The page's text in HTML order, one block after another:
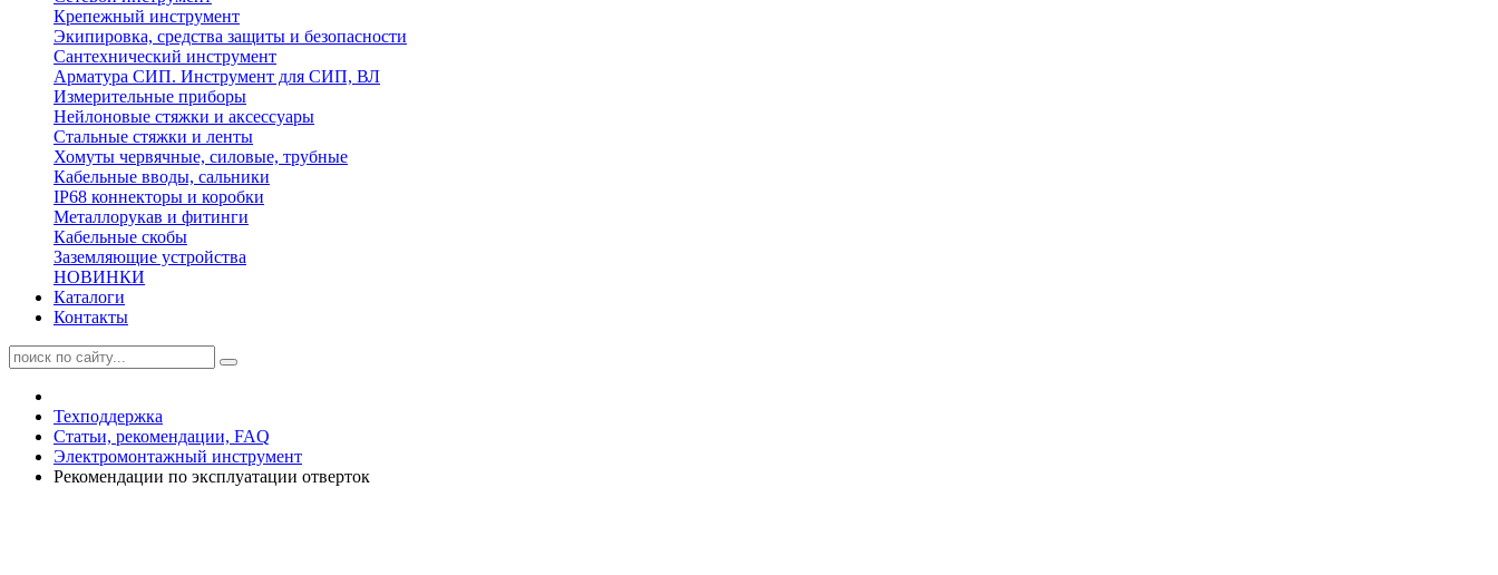
Крепежный инструмент
Экипировка, средства защиты и безопасности
Сантехнический инструмент
Арматура СИП. Инструмент для СИП, ВЛ
Измерительные приборы
Нейлоновые стяжки и аксессуары
Стальные стяжки и ленты
Хомуты червячные, силовые, трубные
Кабельные вводы, сальники
IP68 коннекторы и коробки
Металлорукав и фитинги
Кабельные скобы
Заземляющие устройства
НОВИНКИ
Каталоги
Контакты
Техподдержка
Статьи, рекомендации, FAQ
Электромонтажный инструмент
Рекомендации по эксплуатации отверток